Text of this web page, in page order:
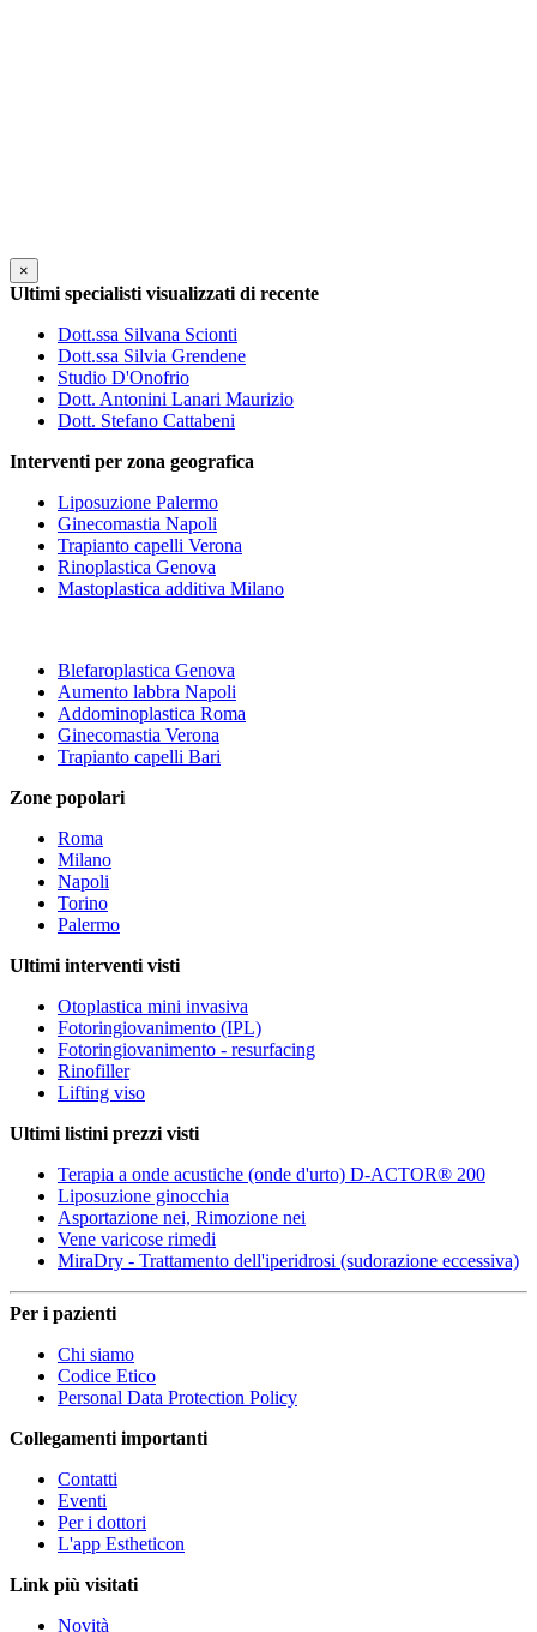
×
Ultimi specialisti visualizzati di recente
Dott.ssa Silvana Scionti
Dott.ssa Silvia Grendene
Studio D'Onofrio
Dott. Antonini Lanari Maurizio
Dott. Stefano Cattabeni
Interventi per zona geografica
Liposuzione Palermo
Ginecomastia Napoli
Trapianto capelli Verona
Rinoplastica Genova
Mastoplastica additiva Milano
Blefaroplastica Genova
Aumento labbra Napoli
Addominoplastica Roma
Ginecomastia Verona
Trapianto capelli Bari
Zone popolari
Roma
Milano
Napoli
Torino
Palermo
Ultimi interventi visti
Otoplastica mini invasiva
Fotoringiovanimento (IPL)
Fotoringiovanimento - resurfacing
Rinofiller
Lifting viso
Ultimi listini prezzi visti
Terapia a onde acustiche (onde d'urto) D-ACTOR® 200
Liposuzione ginocchia
Asportazione nei, Rimozione nei
Vene varicose rimedi
MiraDry - Trattamento dell'iperidrosi (sudorazione eccessiva)
Per i pazienti
Chi siamo
Codice Etico
Personal Data Protection Policy
Collegamenti importanti
Contatti
Eventi
Per i dottori
L'app Estheticon
Link più visitati
Novità